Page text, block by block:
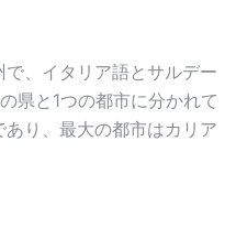
、イタリア語とサルデー
県と1つの都市に分かれて
り、最大の都市はカリア